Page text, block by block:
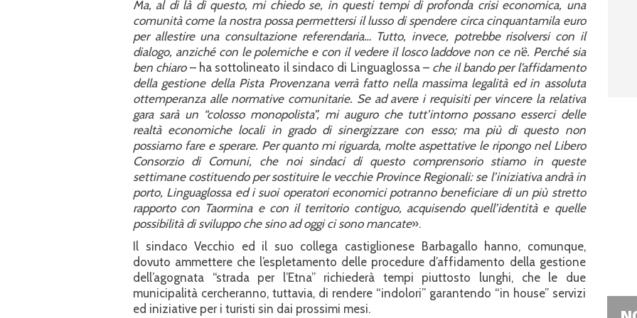
Ma, al di là di questo, mi chiedo se, in questi tempi di profonda crisi economica, una
comunità come la nostra possa permettersi il lusso di spendere circa cinquantamila euro
per allestire una consultazione referendaria… Tutto, invece, potrebbe risolversi con il
dialogo, anziché con le polemiche e con il vedere il losco laddove non ce n’è. Perché sia
ben chiaro– ha sottolineato il sindaco di Linguaglossa – che il bando per l’affidamento
della gestione della Pista Provenzana verrà fatto nella massima legalità ed in assoluta
ottemperanza alle normative comunitarie. Se ad avere i requisiti per vincere la relativa
gara sarà un “colosso monopolista”, mi auguro che tutt’intorno possano esserci delle
realtà economiche locali in grado di sinergizzare con esso; ma più di questo non
possiamo fare e sperare. Per quanto mi riguarda, molte aspettative le ripongo nel Libero
Consorzio di Comuni, che noi sindaci di questo comprensorio stiamo in queste
settimane costituendo per sostituire le vecchie Province Regionali: se l’iniziativa andrà in
porto, Linguaglossa ed i suoi operatori economici potranno beneficiare di un più stretto
rapporto con Taormina e con il territorio contiguo, acquisendo quell’identità e quelle
possibilità di sviluppo che sino ad oggi ci sono mancate».
Il sindaco Vecchio ed il suo collega castiglionese Barbagallo hanno, comunque,
dovuto ammettere che l’espletamento delle procedure d’affidamento della gestione
dell’agognata “strada per l’Etna” richiederà tempi piuttosto lunghi, che le due
municipalità cercheranno, tuttavia, di rendere “indolori” garantendo “in house” servizi
ed iniziative per i turisti sin dai prossimi mesi.